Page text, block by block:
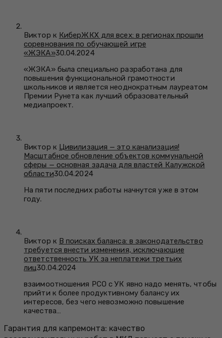
Виктор к КиберЖКХ для всех: в регионах прошли
соревнования по обучающей игре
«ЖЭКА»30.04.2024
«ЖЭКА» была специально разработана для
повышения функциональной грамотности
школьников и является неоднократным лауреатом
Премии Рунета как лучший образовательный
медиапроект.
Виктор к Цивилизация — это канализация!
Масштабное обновление объектов коммунальной
сферы — основная задача для властей Калужской
области30.04.2024
На пяти последних работы начнутся уже в этом
году.
Виктор к В поисках баланса: в законодательство
требуется внести изменения, исключающие
ответственность УК за неплатежи третьих
лиц30.04.2024
взаимоотношения РСО с УК явно надо менять, чтобы
прийти к более продуктивному балансу их
интересов, без чего невозможно повышение
качества…
Гарантия для капремонта: качество